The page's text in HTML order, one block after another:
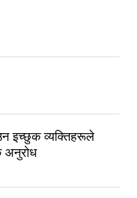
इच्छुक व्यक्तिहरूले
अनुरोध